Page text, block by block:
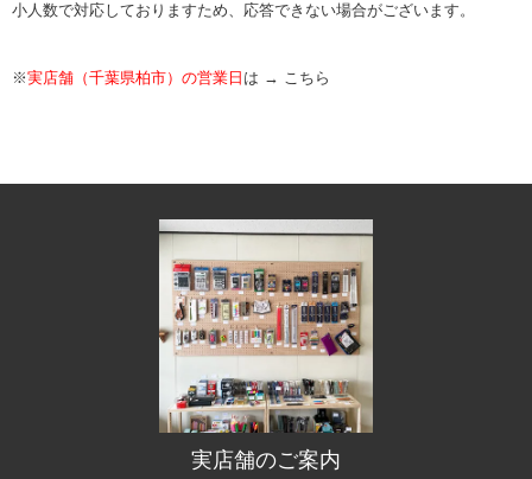
小人数で対応しておりますため、応答できない場合がございます。
※実店舗（千葉県柏市）の営業日 は → こちら
実店舗のご案内